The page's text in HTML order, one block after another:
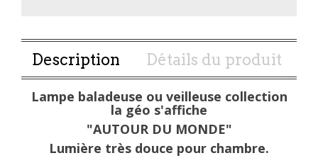
Description Détails du produit
Lampe baladeuse ou veilleuse collection
la géo s'affiche
"AUTOUR DU MONDE"
Lumière très douce pour chambre.